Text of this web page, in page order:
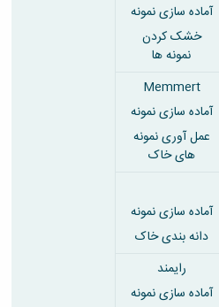
آماده سازی نمونه
خشک کردن
نمونه ها
Memmert
آماده سازی نمونه
عمل آوری نمونه
های خاک
آماده سازی نمونه
دانه بندی خاک
رایمند
آماده سازی نمونه